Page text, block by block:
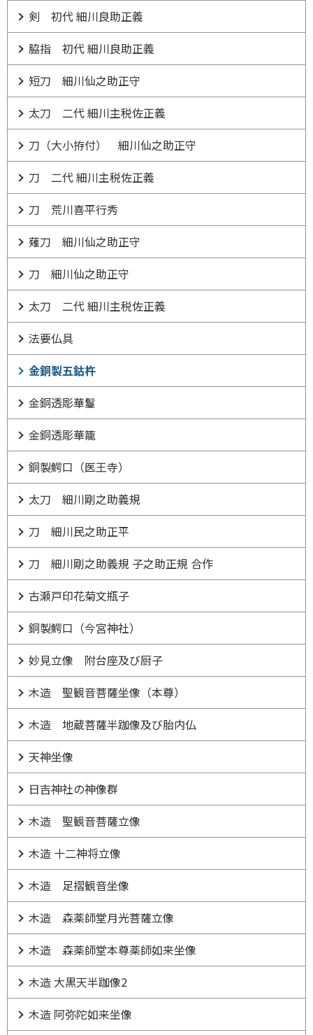
剣 初代 細川良助正義
脇指 初代 細川良助正義
短刀 細川仙之助正守
太刀 二代 細川主税佐正義
刀（大小拵付） 細川仙之助正守
刀 二代 細川主税佐正義
刀 荒川喜平行秀
薙刀 細川仙之助正守
刀 細川仙之助正守
太刀 二代 細川主税佐正義
法要仏具
金銅製五鈷杵
金銅透彫華鬘
金銅透彫華籠
銅製鰐口（医王寺）
太刀 細川剛之助義規
刀 細川民之助正平
刀 細川剛之助義規 子之助正規 合作
古瀬戸印花菊文瓶子
銅製鰐口（今宮神社）
妙見立像 附台座及び厨子
木造 聖観音菩薩坐像（本尊）
木造 地蔵菩薩半跏像及び胎内仏
天神坐像
日吉神社の神像群
木造 聖観音菩薩立像
木造 十二神将立像
木造 足摺観音坐像
木造 森薬師堂月光菩薩立像
木造 森薬師堂本尊薬師如来坐像
木造 大黒天半跏像2
木造 阿弥陀如来坐像